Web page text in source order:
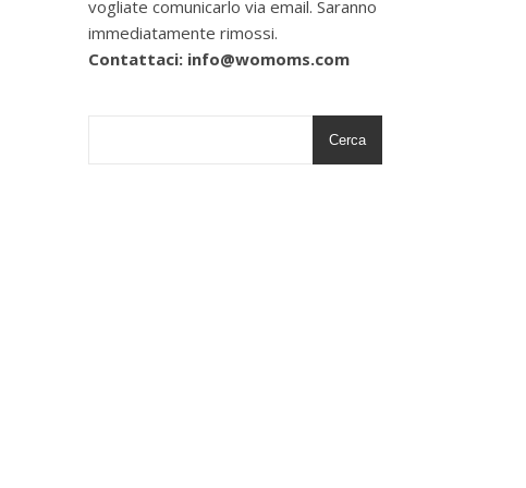
vogliate comunicarlo via email. Saranno
immediatamente rimossi.
Contattaci: info@womoms.com
Cerca